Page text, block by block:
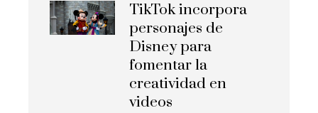
TikTok incorpora
personajes de
Disney para
fomentar la
creatividad en
videos